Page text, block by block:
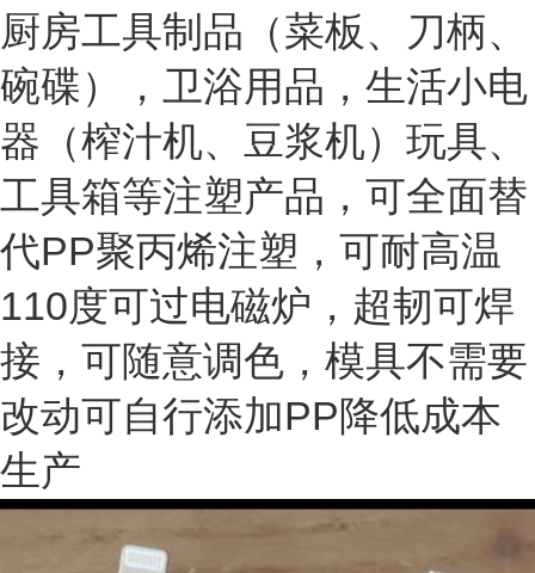
厨房工具制品（菜板、刀柄、
碗碟），卫浴用品，生活小电
器（榨汁机、豆浆机）玩具、
工具箱等注塑产品，可全面替
代PP聚丙烯注塑，可耐高温
110度可过电磁炉，超韧可焊
接，可随意调色，模具不需要
改动可自行添加PP降低成本
生产